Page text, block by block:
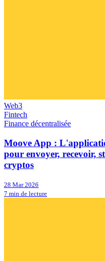
Web3
Fintech
Finance décentralisée
Moove App :
pour envoyer, recevoir,
cryptos
28 Mar 2026
7 min de lecture